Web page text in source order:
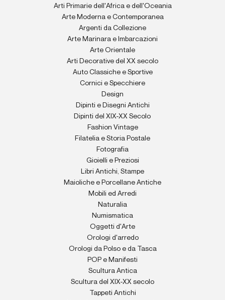
Arti Primarie dell'Africa e dell'Oceania
Arte Moderna e Contemporanea
Argenti da Collezione
Arte Marinara e Imbarcazioni
Arte Orientale
Arti Decorative del XX secolo
Auto Classiche e Sportive
Cornici e Specchiere
Design
Dipinti e Disegni Antichi
Dipinti del XIX-XX Secolo
Fashion Vintage
Filatelia e Storia Postale
Fotografia
Gioielli e Preziosi
Libri Antichi, Stampe
Maioliche e Porcellane Antiche
Mobili ed Arredi
Naturalia
Numismatica
Oggetti d'Arte
Orologi d'arredo
Orologi da Polso e da Tasca
POP e Manifesti
Scultura Antica
Scultura del XIX-XX secolo
Tappeti Antichi